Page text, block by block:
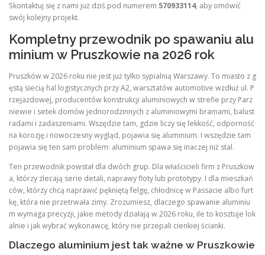
Skontaktuj się z nami już dziś pod numerem 570933114, aby omówić
swój kolejny projekt.
Kompletny przewodnik po spawaniu alu
minium w Pruszkowie na 2026 rok
Pruszków w 2026 roku nie jest już tylko sypialnią Warszawy. To miasto z g
ęstą siecią hal logistycznych przy A2, warsztatów automotive wzdłuż ul. P
rzejazdowej, producentów konstrukcji aluminiowych w strefie przy Parz
niewie i setek domów jednorodzinnych z aluminiowymi bramami, balust
radami i zadaszeniami. Wszędzie tam, gdzie liczy się lekkość, odporność
na korozję i nowoczesny wygląd, pojawia się aluminium. I wszędzie tam
pojawia się ten sam problem: aluminium spawa się inaczej niż stal.
Ten przewodnik powstał dla dwóch grup. Dla właścicieli firm z Pruszkow
a, którzy zlecają serie detali, naprawy floty lub prototypy. I dla mieszkań
ców, którzy chcą naprawić pękniętą felgę, chłodnicę w Passacie albo furt
kę, która nie przetrwała zimy. Zrozumiesz, dlaczego spawanie aluminiu
m wymaga precyzji, jakie metody działają w 2026 roku, ile to kosztuje lok
alnie i jak wybrać wykonawcę, który nie przepali cienkiej ścianki.
Dlaczego aluminium jest tak ważne w Pruszkowie